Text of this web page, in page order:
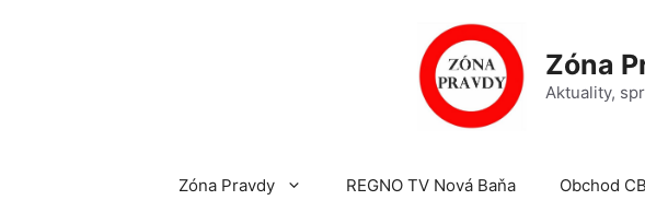
Zóna
Aktuality,
Zóna Pravdy REGNO TV Nová Baňa Obchod